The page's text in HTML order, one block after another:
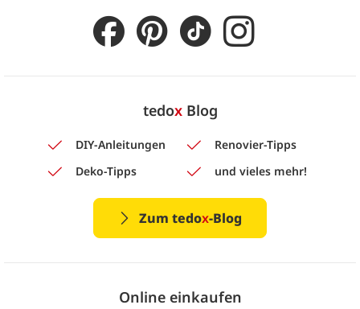
tedoxBlog
DIY-Anleitungen
Renovier-Tipps
Deko-Tipps
und vieles mehr!
Zum tedox-Blog
Online einkaufen